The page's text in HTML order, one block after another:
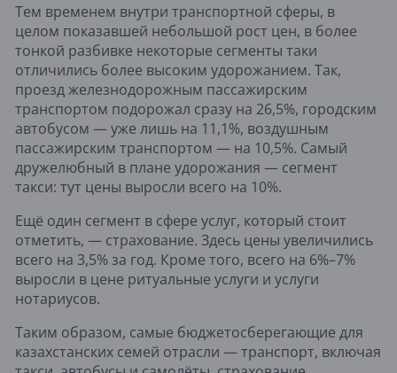
Тем временем внутри транспортной сферы, в
целом показавшей небольшой рост цен, в более
тонкой разбивке некоторые сегменты таки
отличились более высоким удорожанием. Так,
проезд железнодорожным пассажирским
транспортом подорожал сразу на 26,5%, городским
автобусом — уже лишь на 11,1%, воздушным
пассажирским транспортом — на 10,5%. Самый
дружелюбный в плане удорожания — сегмент
такси: тут цены выросли всего на 10%.
Ещё один сегмент в сфере услуг, который стоит
отметить, — страхование. Здесь цены увеличились
всего на 3,5% за год. Кроме того, всего на 6%–7%
выросли в цене ритуальные услуги и услуги
нотариусов.
Таким образом, самые бюджетосберегающие для
казахстанских семей отрасли — транспорт, включая